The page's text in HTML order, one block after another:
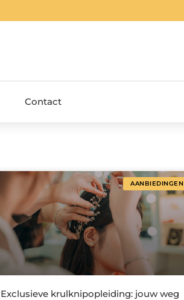
Contact
AANBIEDINGEN
Exclusieve krulknipopleiding: jouw weg